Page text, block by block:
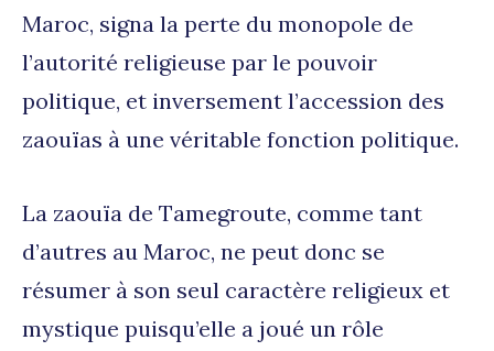
Maroc, signa la perte du monopole de
l’autorité religieuse par le pouvoir
politique, et inversement l’accession des
zaouïas à une véritable fonction politique.
La zaouïa de Tamegroute, comme tant
d’autres au Maroc, ne peut donc se
résumer à son seul caractère religieux et
mystique puisqu’elle a joué un rôle